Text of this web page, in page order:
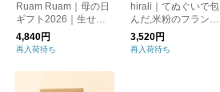
Ruam Ruam｜母の日
ギフト2026｜生せっ
けんセット【キナリノ
限定】
4,840円
再入荷待ち
hirali｜てぬぐいで包
んだ,米粉のフランボ
ワーズケーキ 母の日
ギフト
3,520円
再入荷待ち